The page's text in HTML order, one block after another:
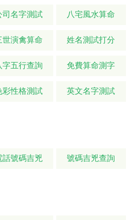
司名字測試 八宅風水算命
世演禽算命 姓名測試打分
字五行查詢 免費算命測字
彩性格測試 英文名字測試
話號碼吉兇 號碼吉兇查詢